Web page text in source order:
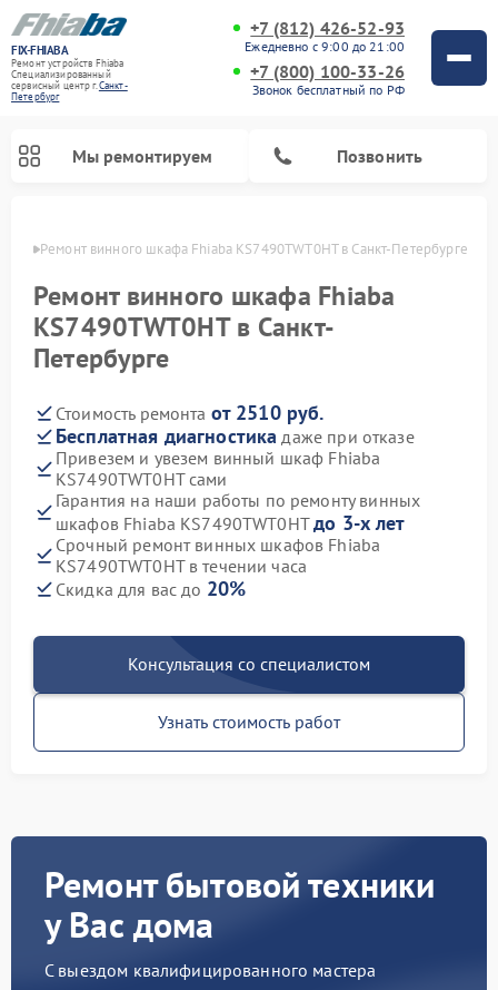
FIX-FHIABA
Ремонт устройств Fhiaba
Специализированный
cервисный центр г.Санкт-
Петербург
+7 (812) 426-52-93
Ежедневно с 9:00 до 21:00
+7 (800) 100-33-26
Звонок бесплатный по РФ
Мы ремонтируем Позвонить
Ремонт винного шкафа Fhiaba KS7490TWT0HT в Санкт-Петербурге
Ремонт винного шкафа Fhiaba
KS7490TWT0HT в Санкт-
Петербурге
Стоимость ремонта от 2510 руб.
Бесплатная диагностика даже при отказе
Привезем и увезем винный шкаф Fhiaba
KS7490TWT0HT сами
Гарантия на наши работы по ремонту винных
шкафов Fhiaba KS7490TWT0HTдо 3-х лет
Срочный ремонт винных шкафов Fhiaba
KS7490TWT0HT в течении часа
Скидка для вас до 20%
Консультация со специалистом
Узнать стоимость работ
Ремонт бытовой техники
у Вас дома
С выездом квалифицированного мастера